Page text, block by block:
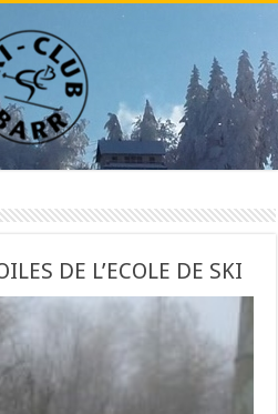
DE L’ECOLE DE SKI